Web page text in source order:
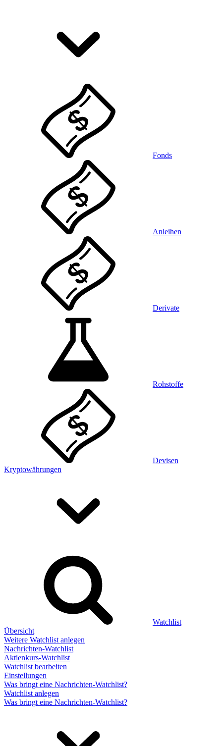
Fonds
Anleihen
Derivate
Rohstoffe
Devisen
Kryptowährungen
Watchlist
Übersicht
Weitere Watchlist anlegen
Nachrichten-Watchlist
Aktienkurs-Watchlist
Watchlist bearbeiten
Einstellungen
Was bringt eine Nachrichten-Watchlist?
Watchlist anlegen
Was bringt eine Nachrichten-Watchlist?